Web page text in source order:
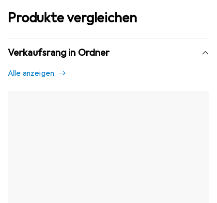
Produkte vergleichen
Verkaufsrang in Ordner
Alle anzeigen